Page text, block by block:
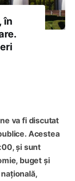
în
va fi discutat
Acestea
și sunt
buget și